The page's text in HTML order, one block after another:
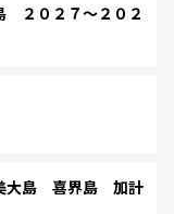
２０２７～２０２
大島 喜界島 加計